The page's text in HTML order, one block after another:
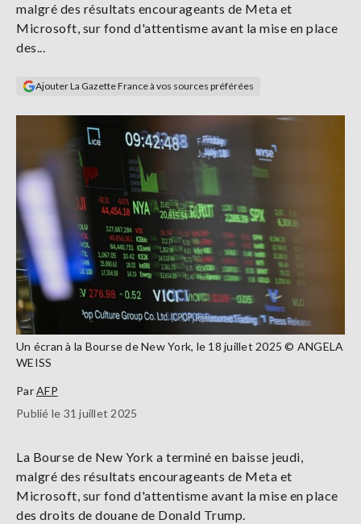
Se
S'abonner
malgré des résultats encourageants de Meta et
Microsoft, sur fond d'attentisme avant la mise en place
des...
Ajouter La Gazette France à vos sources préférées
Un écran à la Bourse de New York, le 18 juillet 2025 © ANGELA
WEISS
ParAFP
Publié le 31 juillet 2025
La Bourse de New York a terminé en baisse jeudi,
malgré des résultats encourageants de Meta et
Microsoft, sur fond d'attentisme avant la mise en place
des droits de douane de Donald Trump.